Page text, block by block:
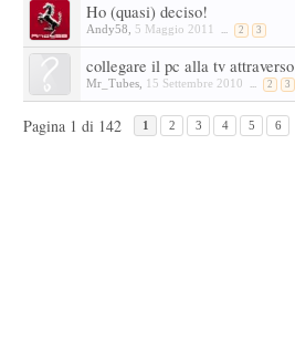
Ho (quasi) deciso!
Andy58 5 Maggio 2011 ... 2 3
collegare il pc alla tv
Mr_Tubes 15 Settembre 2010 ... 2 3
Pagina 1 di 142 1 2 3 4 5 6